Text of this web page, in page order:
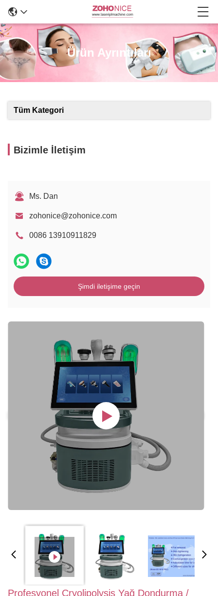
Ürün Ayrıntıları
Tüm Kategori
Bizimle İletişim
Ms. Dan
zohonice@zohonice.com
0086 13910911829
Şimdi iletişime geçin
Profesyonel Cryolipolysis Yağ Dondurma /